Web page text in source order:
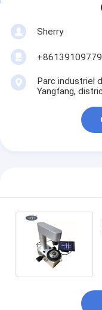
Sherry
Parc industriel
Yangfang,